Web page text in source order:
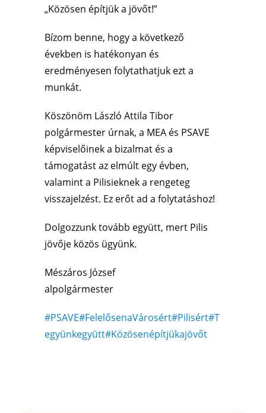
„Közösen építjük a jövőt!”
Bízom benne, hogy a következő
években is hatékonyan és
eredményesen folytathatjuk ezt a
munkát.
Köszönöm László Attila Tibor
polgármester úrnak, a MEA és PSAVE
képviselőinek a bizalmat és a
támogatást az elmúlt egy évben,
valamint a Pilisieknek a rengeteg
visszajelzést. Ez erőt ad a folytatáshoz!
Dolgozzunk tovább együtt, mert Pilis
jövője közös ügyünk.
Mészáros József
alpolgármester
#PSAVE#FelelősenaVárosért#Pilisért#T
együnkegyütt#Közösenépítjükajövőt